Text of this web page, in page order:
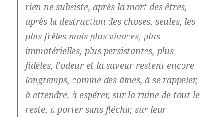
rien ne subsiste, après la mort des êtres,
après la destruction des choses, seules, les
plus frêles mais plus vivaces, plus
immatérielles, plus persistantes, plus
fidèles, l’odeur et la saveur restent encore
longtemps, comme des âmes, à se rappeler,
à attendre, à espérer, sur la ruine de tout le
reste, à porter sans fléchir, sur leur